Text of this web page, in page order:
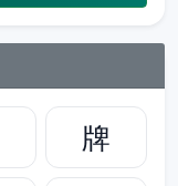
牌